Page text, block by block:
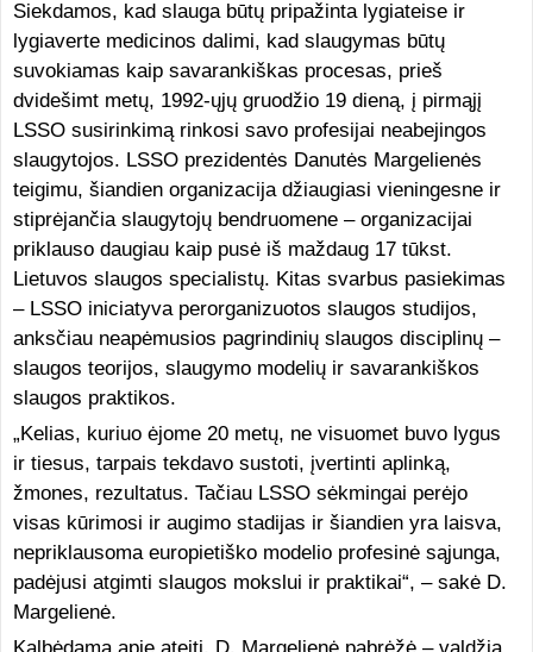
Siekdamos, kad slauga būtų pripažinta lygiateise ir
lygiaverte medicinos dalimi, kad slaugymas būtų
suvokiamas kaip savarankiškas procesas, prieš
dvidešimt metų, 1992-ųjų gruodžio 19 dieną, į pirmąjį
LSSO susirinkimą rinkosi savo profesijai neabejingos
slaugytojos. LSSO prezidentės Danutės Margelienės
teigimu, šiandien organizacija džiaugiasi vieningesne ir
stiprėjančia slaugytojų bendruomene – organizacijai
priklauso daugiau kaip pusė iš maždaug 17 tūkst.
Lietuvos slaugos specialistų. Kitas svarbus pasiekimas
– LSSO iniciatyva perorganizuotos slaugos studijos,
anksčiau neapėmusios pagrindinių slaugos disciplinų –
slaugos teorijos, slaugymo modelių ir savarankiškos
slaugos praktikos.
„Kelias, kuriuo ėjome 20 metų, ne visuomet buvo lygus
ir tiesus, tarpais tekdavo sustoti, įvertinti aplinką,
žmones, rezultatus. Tačiau LSSO sėkmingai perėjo
visas kūrimosi ir augimo stadijas ir šiandien yra laisva,
nepriklausoma europietiško modelio profesinė sąjunga,
padėjusi atgimti slaugos mokslui ir praktikai“, – sakė D.
Margelienė.